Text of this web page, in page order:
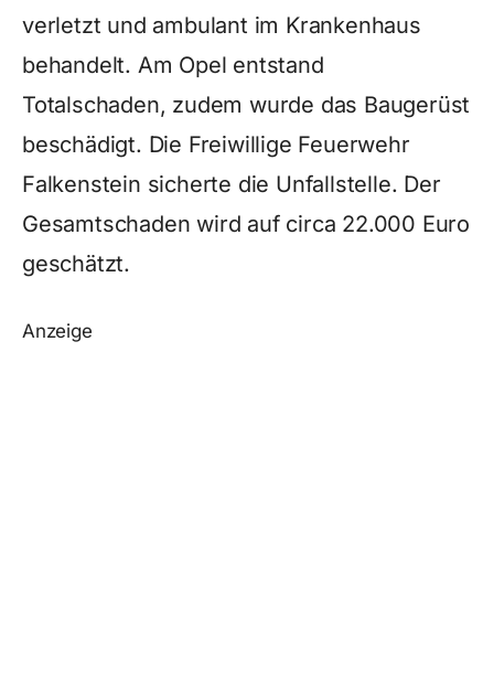
verletzt und ambulant im Krankenhaus
behandelt. Am Opel entstand
Totalschaden, zudem wurde das Baugerüst
beschädigt. Die Freiwillige Feuerwehr
Falkenstein sicherte die Unfallstelle. Der
Gesamtschaden wird auf circa 22.000 Euro
geschätzt.
Anzeige